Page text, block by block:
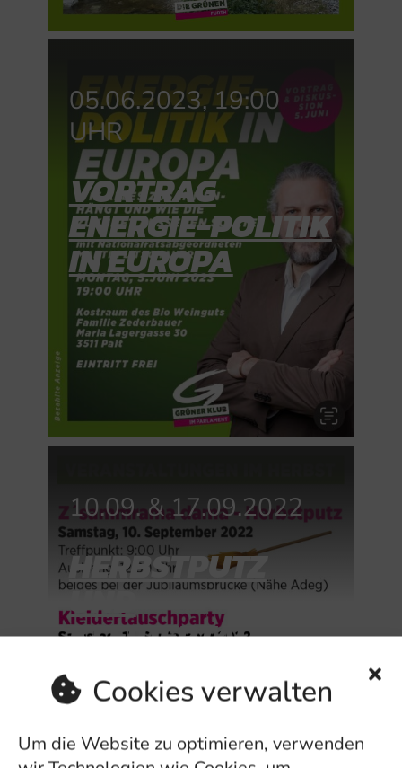
Cookies verwalten
Um die Website zu optimieren, verwenden
05.06.2023, 19:00
UHR
VORTRAG
ENERGIE-POLITIK
IN EUROPA
10.09. & 17.09.2022
HERBSTPUTZ
UND
KLEIDERTAUSCH
PARTY